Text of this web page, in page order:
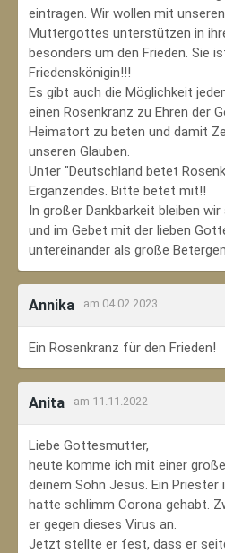
eintragen. Wir wollen mit
Muttergottes unterstützen in
besonders um den Frieden. Sie
Friedenskönigin!!!
Es gibt auch die Möglichkeit
einen Rosenkranz zu Ehren der
Heimatort zu beten und damit
unseren Glauben.
Unter "Deutschland betet
Ergänzendes. Bitte betet mit!!
In großer Dankbarkeit bleiben
und im Gebet mit der lieben
untereinander als große
Annika am 04.02.2023
Ein Rosenkranz für den Frieden!
Anita am 11.11.2022
Liebe Gottesmutter,
heute komme ich mit einer
deinem Sohn Jesus. Ein Priester
hatte schlimm Corona gehabt.
er gegen dieses Virus an.
Jetzt stellte er fest, dass er